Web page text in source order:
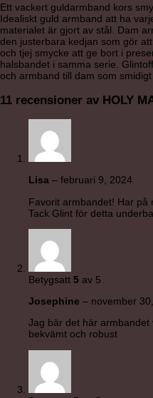
Ett vackert guldarmband kors
Idealiskt guld armband att ha
materialet är gjort av stål. Dam
den justerbara kedjan som gör
och tjej smycke att ge bort i
halsbandet i samma serie.
och armband till dam som
11 recensioner av HOLY
Lisa – februari 9, 2024
Favorit armbandet! Har på
Tack Glint för detta
Betygsatt 5 av 5
Josephine – november
Jag bär det här
bekvämt och robust